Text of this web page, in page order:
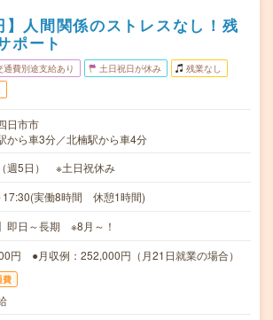
】人間関係のストレスなし！残
ポート
通費別途支給あり 土日祝日が休み 残業なし
日市市
から車3分／北楠駅から車4分
週5日） ※土日祝休み
17:30(実働8時間 休憩1時間)
即日～長期 ※8月～！
円 ●月収例：252,000円（月21日就業の場合）
費